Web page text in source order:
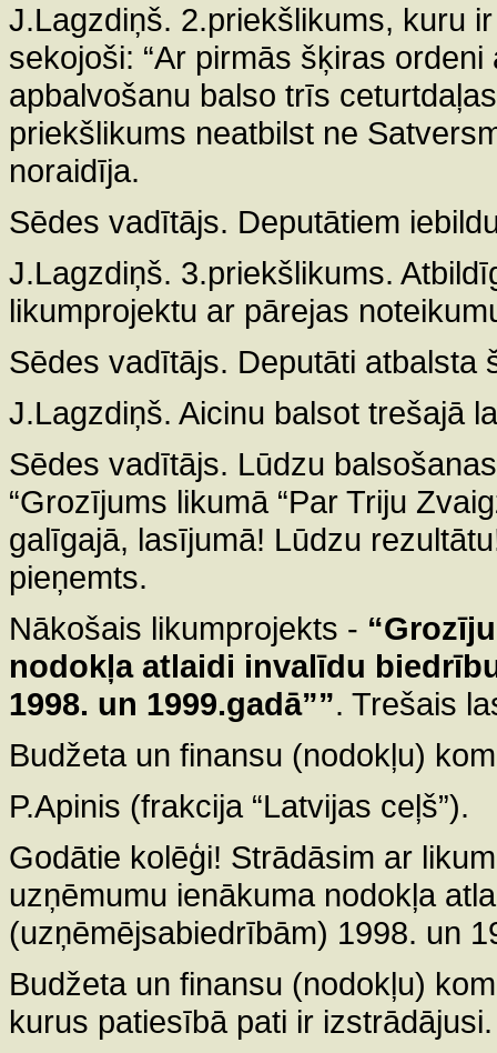
J.Lagzdiņš. 2.priekšlikums, kuru
sekojoši: “Ar pirmās šķiras
apbalvošanu balso trīs
priekšlikums neatbilst ne
noraidīja.
Sēdes vadītājs. Deputātiem
J.Lagzdiņš. 3.priekšlikums.
likumprojektu ar pārejas
Sēdes vadītājs. Deputāti atbalsta
J.Lagzdiņš. Aicinu balsot trešajā
Sēdes vadītājs. Lūdzu
“Grozījums likumā “Par Triju
galīgajā, lasījumā! Lūdzu
pieņemts.
Nākošais likumprojekts -
nodokļa atlaidi invalīdu
1998. un 1999.gadā””. Trešais
Budžeta un finansu (nodokļu)
P.Apinis (frakcija “Latvijas ceļš”).
Godātie kolēģi! Strādāsim ar
uzņēmumu ienākuma nodokļa
(uzņēmējsabiedrībām) 1998. un
Budžeta un finansu (nodokļu)
kurus patiesībā pati ir izstrādājusi.